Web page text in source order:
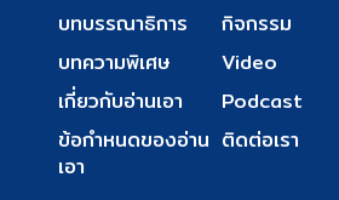
บทบรรณาธิการ
บทความพิเศษ
เกี่ยวกับอ่านเอา
ข้อกำหนดของอ่าน
เอา
กิจกรรม
Video
Podcast
ติดต่อเรา